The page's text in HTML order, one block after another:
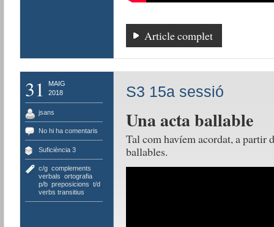
Article complet
31
MAIG
2018
jsans
No hi ha comentaris
Suficiència 3
c/g, complements
verbals ortografia
p/b, preposicions t/d,
verbs transitius
S3 15a sessió
Una acta ballable
Tal com havíem acordat, a partir
ballables.